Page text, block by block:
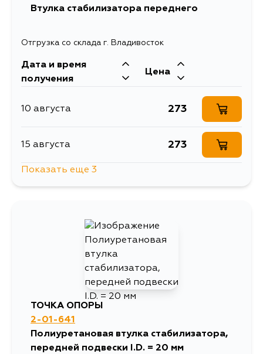
Втулка стабилизатора переднего
Отгрузка со склада г. Владивосток
Дата и время
получения
Цена
10 августа 273
15 августа 273
Показать еще 3
ТОЧКА ОПОРЫ
2-01-641
Полиуретановая втулка стабилизатора,
передней подвески I.D. = 20 мм